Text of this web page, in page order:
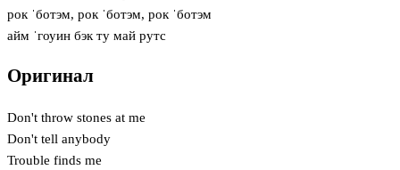
рок ˈботэм, рок ˈботэм, рок ˈботэм
айм ˈгоуин бэк ту май рутс
Оригинал
Don't throw stones at me
Don't tell anybody
Trouble finds me